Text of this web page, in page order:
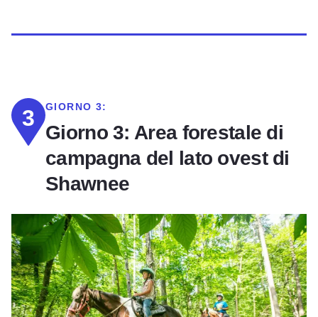
3 GIORNO 3:
Giorno 3: Area forestale di
campagna del lato ovest di
Shawnee